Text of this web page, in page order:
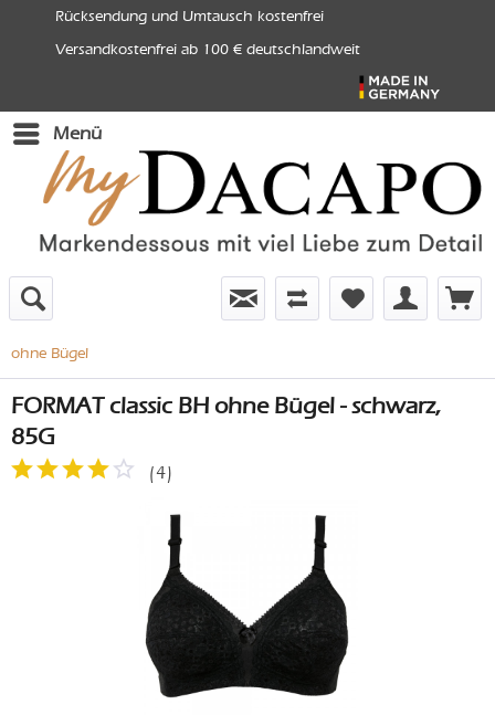
Rücksendung und Umtausch kostenfrei
Versandkostenfrei ab 100 € deutschlandweit
Menü
ohne Bügel
FORMAT classic BH ohne Bügel - schwarz,
85G
(4)